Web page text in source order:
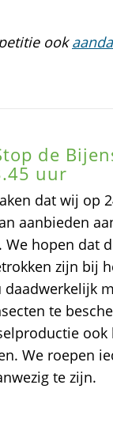
ook
de
uur
dat wij op
aanbieden
We hopen dat
zijn bij
te
ook
We roepen
te zijn.